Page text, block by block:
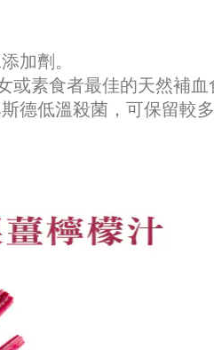
加劑。
或素食者最佳的天然補血
德低溫殺菌，可保留較